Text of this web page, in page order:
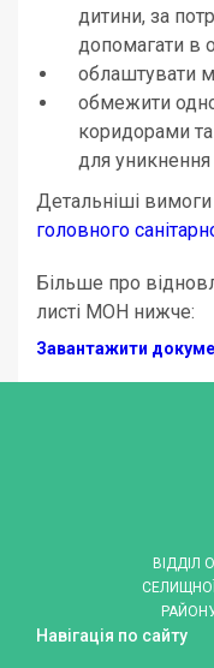
дитини, за
допомагати в
облаштувати
обмежити
коридорами
для уникнення
Детальніші
головного
Більше про
листі МОН нижче:
Завантажити
ВІДДІЛ
Навігація по сайту